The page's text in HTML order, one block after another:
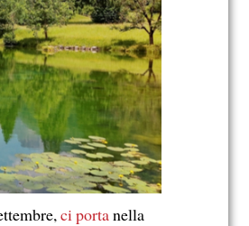
ci portanella